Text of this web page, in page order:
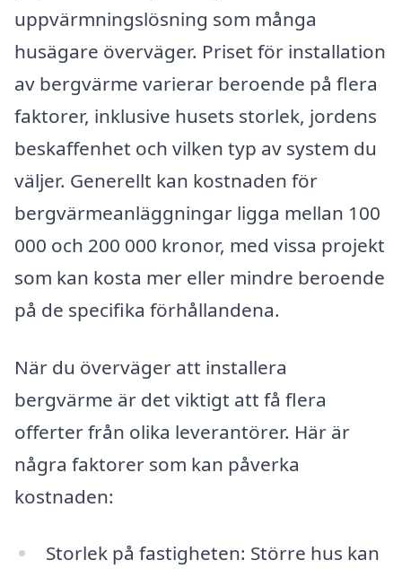
uppvärmningslösning som många
husägare överväger. Priset för installation
av bergvärme varierar beroende på flera
faktorer, inklusive husets storlek, jordens
beskaffenhet och vilken typ av system du
väljer. Generellt kan kostnaden för
bergvärmeanläggningar ligga mellan 100
000 och 200 000 kronor, med vissa projekt
som kan kosta mer eller mindre beroende
på de specifika förhållandena.
När du överväger att installera
bergvärme är det viktigt att få flera
offerter från olika leverantörer. Här är
några faktorer som kan påverka
kostnaden:
Storlek på fastigheten: Större hus kan